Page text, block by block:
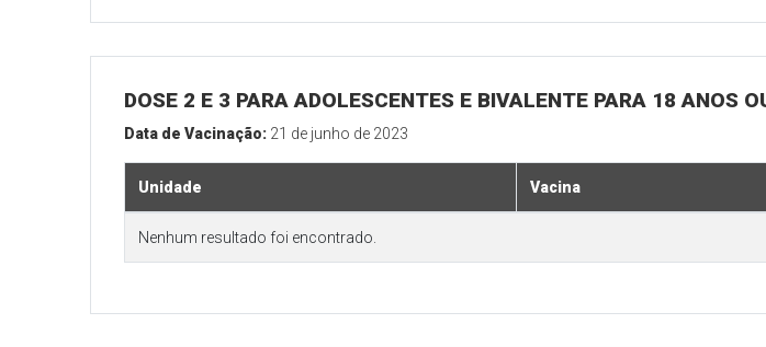
DOSE 2 E 3 PARA ADOLESCENTES E BIVALENTE PARA 18 ANOS
Data de Vacinação: 21 de junho de 2023
Unidade Vacina
Nenhum resultado foi encontrado.